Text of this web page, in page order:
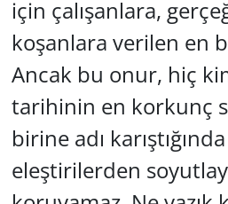
için çalışanlara,
koşanlara verilen en
Ancak bu onur, hiç
tarihinin en korkunç
birine adı
eleştirilerden